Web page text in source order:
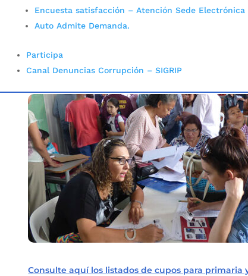
Encuesta satisfacción – Atención Sede Electrónica
Auto Admite Demanda.
Participa
Canal Denuncias Corrupción – SIGRIP
Inicio Etiqueta: cupos colegios Bucaramanga
Consulte aquí los listados de cupos para